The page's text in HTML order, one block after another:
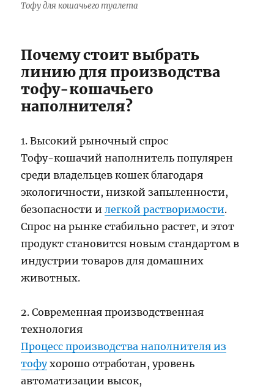
Тофу для кошачьего туалета
Почему стоит выбрать
линию для производства
тофу-кошачьего
наполнителя?
1. Высокий рыночный спрос
Тофу-кошачий наполнитель популярен
среди владельцев кошек благодаря
экологичности, низкой запыленности,
безопасности илегкой растворимости.
Спрос на рынке стабильно растет, и этот
продукт становится новым стандартом в
индустрии товаров для домашних
животных.
2. Современная производственная
технология
Процесс производства наполнителя из
тофухорошо отработан, уровень
автоматизации высок,